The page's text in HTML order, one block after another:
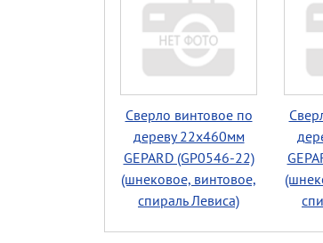
Сверло винтовое по
дереву 22х460мм
GEPARD (GP0546-22)
(шнековое, винтовое,
спираль Левиса)